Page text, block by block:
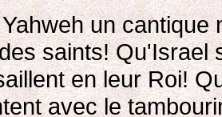
un cantique
saints! Qu'Israel
en leur Roi!
avec le